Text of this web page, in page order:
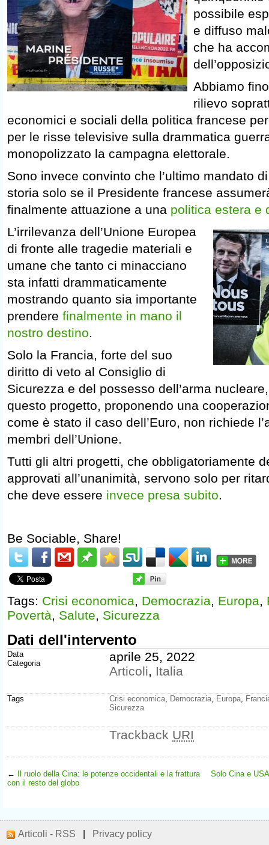
possibile
e diffuso
che ha
Abbiamo
rilievo
economici e sociali della politica francese
per le risse televisive sulla drammatica
monopolizzato la campagna elettorale.
Sono invece convinto che l’ultimo mandato
storia solo se il Presidente francese
finalmente attuazione a una politica estera e
L’irrilevanza dell’Unione Europea
di fronte alle tragedie materiali e
umane che tanto ci minacciano
sta infatti drammaticamente
mostrando quanto sia importante
prendere finalmente in mano il
nostro destino.
Solo la Francia, forte del suo
diritto di veto al Consiglio di
Sicurezza e del possesso dell’arma
questo progetto, proponendo una
come è stato il caso dell’Euro, non richiede
membri dell’Unione.
Tutti gli altri progetti, che obbligatoriamente
approvati all’unanimità, servono solo per
che deve essere invece presa subito.
Be Sociable, Share!
Tags: Crisi economica, Democrazia, Europa,
Povertà, Salute, Sicurezza
Dati dell'intervento
Data
Categoria
aprile 25, 2022
Articoli, Italia
Tags Crisi economica, Democrazia, Europa,
Sicurezza
Trackback URI
←
Il ruolo della Cina: le potenze occidentali e la frattura
con il resto del globo
Solo Cina e
Articoli - RSS Privacy policy